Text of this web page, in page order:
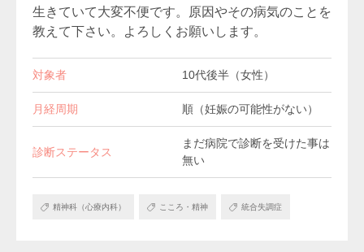
生きていて大変不便です。原因やその病気のことを
教えて下さい。よろしくお願いします。
対象者 10代後半（女性）
月経周期 順（妊娠の可能性がない）
診断ステータス
まだ病院で診断を受けた事は
無い
精神科（心療内科） こころ・精神 統合失調症